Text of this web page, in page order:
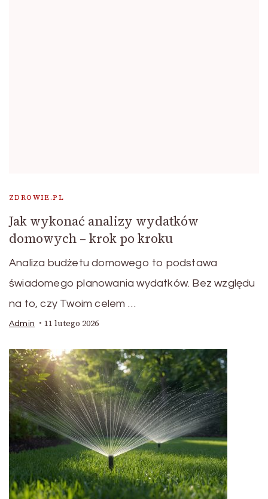
ZDROWIE.PL
Jak wykonać analizy wydatków
domowych – krok po kroku
Analiza budżetu domowego to podstawa
świadomego planowania wydatków. Bez względu
na to, czy Twoim celem …
Admin 11 lutego 2026